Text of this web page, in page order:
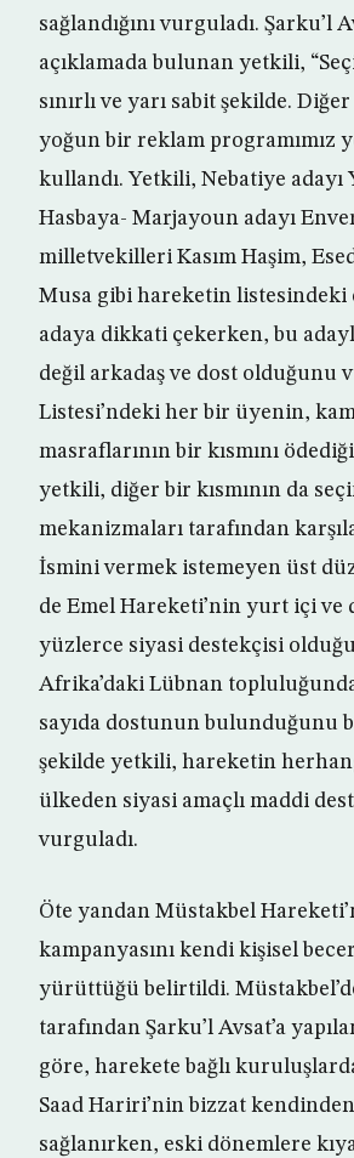
sağlandığını vurguladı. Şarku’l
açıklamada bulunan yetkili,
sınırlı ve yarı sabit şekilde.
yoğun bir reklam programımız
kullandı. Yetkili, Nebatiye adayı
Hasbaya- Marjayoun adayı
milletvekilleri Kasım Haşim,
Musa gibi hareketin listesindeki
adaya dikkati çekerken, bu
değil arkadaş ve dost olduğunu
Listesi’ndeki her bir üyenin,
masraflarının bir kısmını
yetkili, diğer bir kısmının da
mekanizmaları tarafından
İsmini vermek istemeyen üst
de Emel Hareketi’nin yurt içi ve
yüzlerce siyasi destekçisi
Afrika’daki Lübnan
sayıda dostunun bulunduğunu
şekilde yetkili, hareketin
ülkeden siyasi amaçlı maddi
vurguladı.
Öte yandan Müstakbel
kampanyasını kendi kişisel
yürüttüğü belirtildi.
tarafından Şarku’l Avsat’a
göre, harekete bağlı
Saad Hariri’nin bizzat
sağlanırken, eski dönemlere